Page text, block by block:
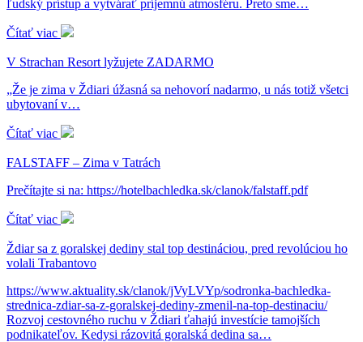
ľudský prístup a vytvárať príjemnú atmosféru. Preto sme…
Čítať viac
V Strachan Resort lyžujete ZADARMO
„Že je zima v Ždiari úžasná sa nehovorí nadarmo, u nás totiž všetci
ubytovaní v…
Čítať viac
FALSTAFF – Zima v Tatrách
Prečítajte si na: https://hotelbachledka.sk/clanok/falstaff.pdf
Čítať viac
Ždiar sa z goralskej dediny stal top destináciou, pred revolúciou ho
volali Trabantovo
https://www.aktuality.sk/clanok/jVyLVYp/sodronka-bachledka-
strednica-zdiar-sa-z-goralskej-dediny-zmenil-na-top-destinaciu/
Rozvoj cestovného ruchu v Ždiari ťahajú investície tamojších
podnikateľov. Kedysi rázovitá goralská dedina sa…